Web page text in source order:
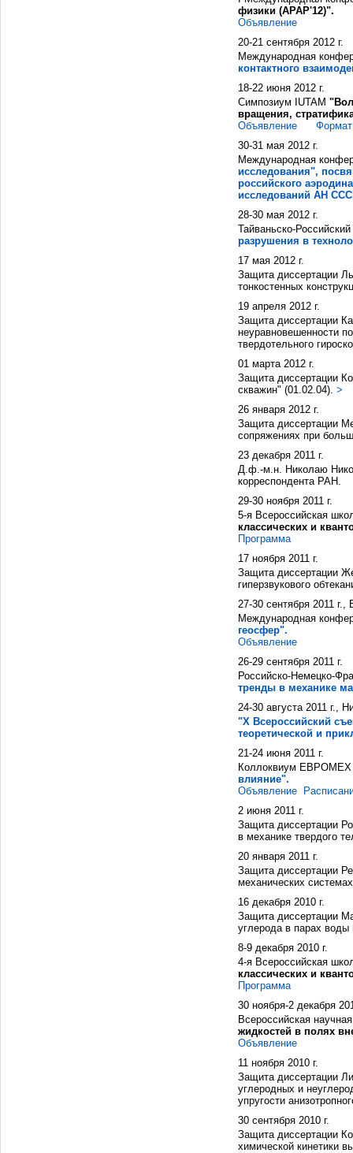
физики (APAP'12)".
Объявление
20-21 сентября 2012 г.
Международная
контактного
18-22 июня 2012 г.
Симпозиум IUTAM
вращения,
Объявление
Формат
30-31 мая 2012 г.
Международная
исследования",
российского
исследований АН
28-30 мая 2012 г.
Тайваньско-
разрушения в
17 мая 2012 г.
Защита диссертации
тонкостенных
19 апреля 2012 г.
Защита диссертации
неуравновешенности
твердотельного
01 марта 2012 г.
Защита диссертации
скважин" (01.02.04). >
26 января 2012 г.
Защита диссертации
сопряжениях при
23 декабря 2011 г.
Д.ф.-м.н. Николаю
корреспондента РАН.
29-30 ноября 2011 г.
5-я Всероссийская
классических и
Программа
17 ноября 2011 г.
Защита диссертации
гиперзвукового
27-30 сентября 2011 г.,
Международная
геосфер".
Объявление
26-29 сентября 2011 г.
Российско-Немецко-
тренды в механике
24-30 августа 2011 г.,
"X Всероссийский
теоретической и
21-24 июня 2011 г.
Коллоквиум
влияние".
Объявление
2 июня 2011 г.
Защита диссертации
в механике твердого
20 января 2011 г.
Защита диссертации
механических
16 декабря 2010 г.
Защита диссертации
углерода в парах
8-9 декабря 2010 г.
4-я Всероссийская
классических и
Программа
30 ноября-2 декабря
Всероссийская
жидкостей в полях
Объявление
11 ноября 2010 г.
Защита диссертации
углеродных и
упругости
30 сентября 2010 г.
Защита диссертации
химической кинетики